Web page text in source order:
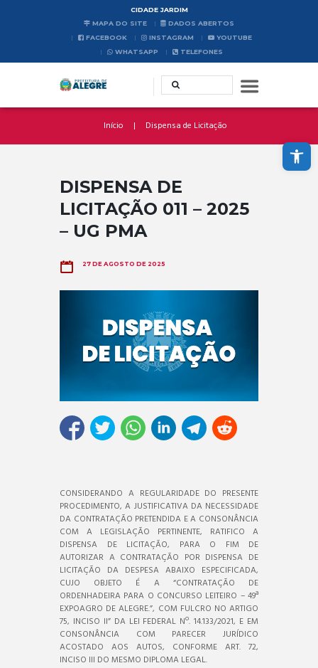
Abrir a barra de ferramentas
CIDADE JARDIM
MAPA DO SITE
DADOS ABERTOS
FACEBOOK
INSTAGRAM
YOUTUBE
WHATSAPP
TELEFONES
Início Dispensa de Licitação
DISPENSA DE
LICITAÇÃO 011 – 2025
– UG PMA
27 DE AGOSTO DE 2025
CONSIDERANDO A REGULARIDADE DO PRESENTE
PROCEDIMENTO, A JUSTIFICATIVA DA NECESSIDADE
DA CONTRATAÇÃO PRETENDIDA E A CONSONÂNCIA
COM A LEGISLAÇÃO PERTINENTE, RATIFICO A
DISPENSA DE LICITAÇÃO, PARA O FIM DE
AUTORIZAR A CONTRATAÇÃO POR DISPENSA DE
LICITAÇÃO DA DESPESA ABAIXO ESPECIFICADA,
CUJO OBJETO É A “CONTRATAÇÃO DE
ORDENHADEIRA PARA O CONCURSO LEITEIRO – 49ª
EXPOAGRO DE ALEGRE.”, COM FULCRO NO ARTIGO
75, INCISO II” DA LEI FEDERAL Nº. 14.133/2021, E EM
CONSONÂNCIA COM PARECER JURÍDICO
ACOSTADO AOS AUTOS, CONFORME ART. 72,
INCISO III DO MESMO DIPLOMA LEGAL.